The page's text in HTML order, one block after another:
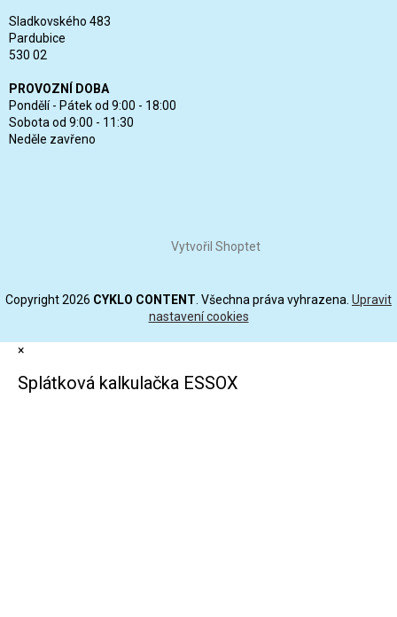
Sladkovského 483
Pardubice
530 02
PROVOZNÍ DOBA
Pondělí - Pátek od 9:00 - 18:00
Sobota od 9:00 - 11:30
Neděle zavřeno
Vytvořil Shoptet
Copyright 2026 CYKLO CONTENT . Všechna práva vyhrazena. Upravit
nastavení cookies
×
Splátková kalkulačka ESSOX